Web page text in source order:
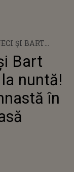
ȘI BART
ANI DE LA
FOSTA
DE
Bart
nuntă!
în